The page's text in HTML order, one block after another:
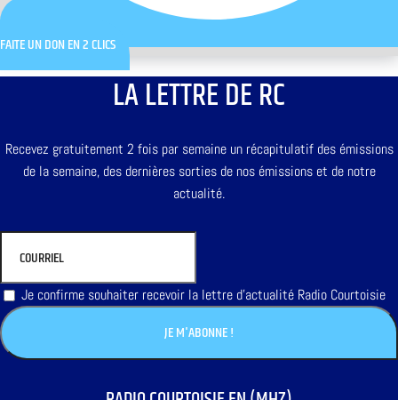
FAITE UN DON EN 2 CLICS
LA LETTRE DE RC
Recevez gratuitement 2 fois par semaine un récapitulatif des émissions
de la semaine, des dernières sorties de nos émissions et de notre
actualité.
Je confirme souhaiter recevoir la lettre d'actualité Radio Courtoisie